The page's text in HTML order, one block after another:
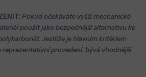
Pokud očekáváte vyšší mechanické
použít jako bezpečnější alternativu ke
Jestliže je hlavním kritériem
provedení, bývá vhodnější